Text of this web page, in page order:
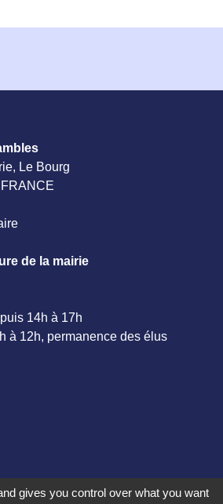
Le Bourg
de la mairie
14h à 17h
à 12h, permanence des élus
gives you control over what you want